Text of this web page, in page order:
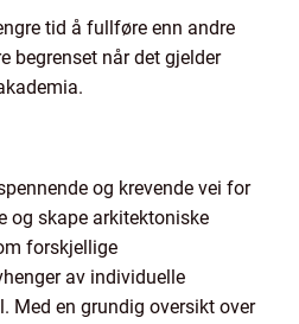
tid å fullføre enn andre
begrenset når det gjelder
og krevende vei for
og skape arkitektoniske
forskjellige
av individuelle
Med en grundig oversikt over